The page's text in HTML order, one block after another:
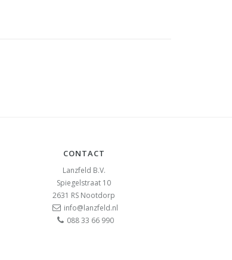
CONTACT
Lanzfeld B.V.
Spiegelstraat 10
2631 RS Nootdorp
info@lanzfeld.nl
088 33 66 990